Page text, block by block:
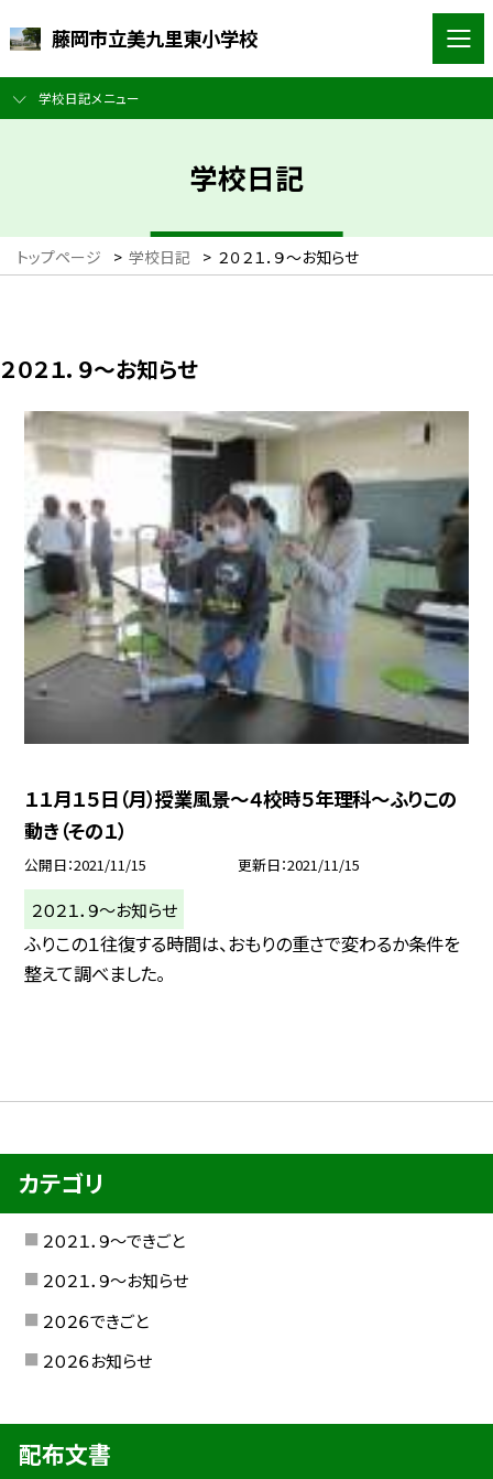
藤岡市立美九里東小学校
学校日記メニュー
学校日記
トップページ > 学校日記 > ２０２１．９〜お知らせ
２０２１．９〜お知らせ
１１月１５日（月）授業風景〜４校時５年理科〜ふりこの
動き（その１）
公開日 2021/11/15 更新日 2021/11/15
２０２１．９〜お知らせ
ふりこの１往復する時間は、おもりの重さで変わるか条件を
整えて調べました。
カテゴリ
２０２１．９〜できごと
２０２１．９〜お知らせ
２０２６できごと
２０２６お知らせ
配布文書